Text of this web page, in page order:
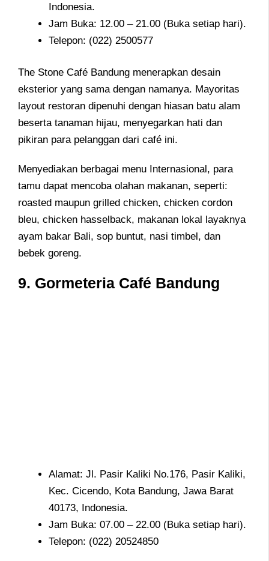
Indonesia.
Jam Buka: 12.00 – 21.00 (Buka setiap hari).
Telepon: (022) 2500577
The Stone Café Bandung menerapkan desain
eksterior yang sama dengan namanya. Mayoritas
layout restoran dipenuhi dengan hiasan batu alam
beserta tanaman hijau, menyegarkan hati dan
pikiran para pelanggan dari café ini.
Menyediakan berbagai menu Internasional, para
tamu dapat mencoba olahan makanan, seperti:
roasted maupun grilled chicken, chicken cordon
bleu, chicken hasselback, makanan lokal layaknya
ayam bakar Bali, sop buntut, nasi timbel, dan
bebek goreng.
9. Gormeteria Café Bandung
Alamat: Jl. Pasir Kaliki No.176, Pasir Kaliki,
Kec. Cicendo, Kota Bandung, Jawa Barat
40173, Indonesia.
Jam Buka: 07.00 – 22.00 (Buka setiap hari).
Telepon: (022) 20524850